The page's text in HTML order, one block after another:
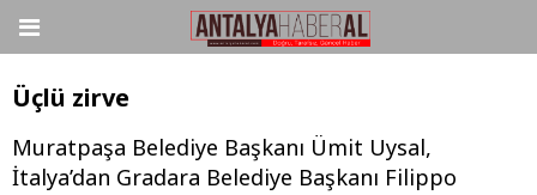
Üçlü zirve
Muratpaşa Belediye Başkanı Ümit Uysal,
İtalya’dan Gradara Belediye Başkanı Filippo